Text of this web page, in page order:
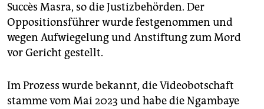
Succès Masra, so die Justizbehörden. Der
Oppositionsführer wurde festgenommen und
wegen Aufwiegelung und Anstiftung zum Mord
vor Gericht gestellt.
Im Prozess wurde bekannt, die Videobotschaft
stamme vom Mai 2023 und habe die Ngambaye